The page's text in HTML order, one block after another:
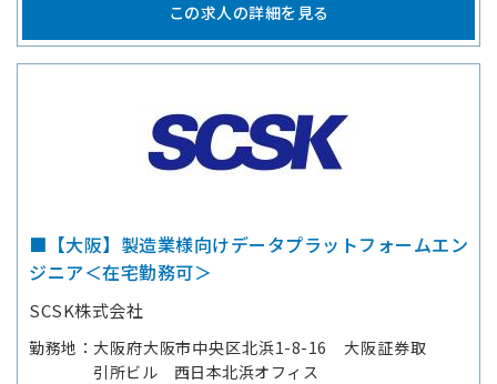
この求人の詳細を見る
■【大阪】製造業様向けデータプラットフォームエン
ジニア＜在宅勤務可＞
SCSK株式会社
勤務地
大阪府大阪市中央区北浜1-8-16 大阪証券取
引所ビル 西日本北浜オフィス